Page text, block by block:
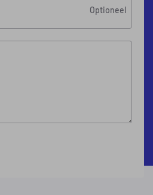
Optioneel